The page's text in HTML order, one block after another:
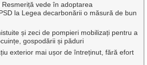
Resmeriță vede în adoptarea
la Legea decarbonării o măsură de bun
și zeci de pompieri mobilizați pentru a
gospodării și păduri
exterior mai ușor de întreținut, fără efort